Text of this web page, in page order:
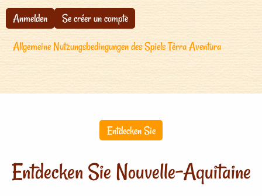
Anmelden
Se créer un compte
Allgemeine Nutzungsbedingungen des Spiels Tèrra Aventura
Entdecken Sie
Entdecken Sie Nouvelle-Aquitaine